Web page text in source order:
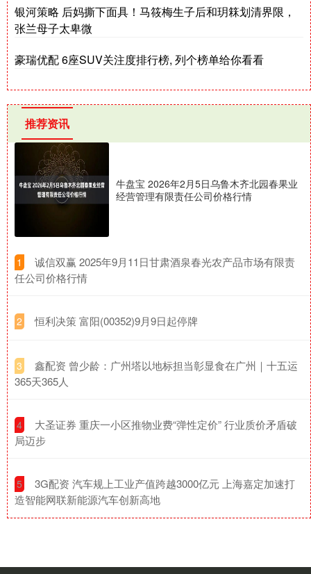
银河策略 后妈撕下面具！马筱梅生子后和玥箖划清界限，
张兰母子太卑微
豪瑞优配 6座SUV关注度排行榜, 列个榜单给你看看
推荐资讯
牛盘宝 2026年2月5日乌鲁木齐北园春果业
经营管理有限责任公司价格行情
1
​诚信双赢 2025年9月11日甘肃酒泉春光农产品市场有限责
任公司价格行情
2 ​恒利决策 富阳(00352)9月9日起停牌
3
​鑫配资 曾少龄：广州塔以地标担当彰显食在广州｜十五运
365天365人
4
​大圣证券 重庆一小区推物业费“弹性定价” 行业质价矛盾破
局迈步
5
​3G配资 汽车规上工业产值跨越3000亿元 上海嘉定加速打
造智能网联新能源汽车创新高地